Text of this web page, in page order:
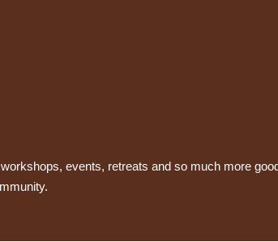
events, retreats and so much more